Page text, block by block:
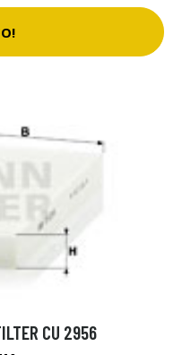
CU 2956